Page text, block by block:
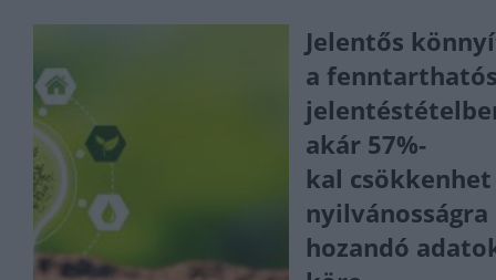
Jelentős
a
akár 57%-
kal csökkenhet
nyilvánosságra
hozandó